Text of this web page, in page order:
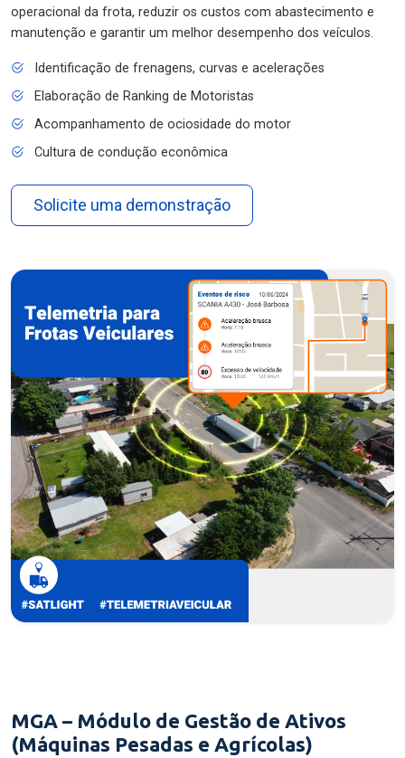
operacional da frota, reduzir os custos com abastecimento e
manutenção e garantir um melhor desempenho dos veículos.
Identificação de frenagens, curvas e acelerações
Elaboração de Ranking de Motoristas
Acompanhamento de ociosidade do motor
Cultura de condução econômica
Solicite uma demonstração
MGA – Módulo de Gestão de Ativos
(Máquinas Pesadas e Agrícolas)